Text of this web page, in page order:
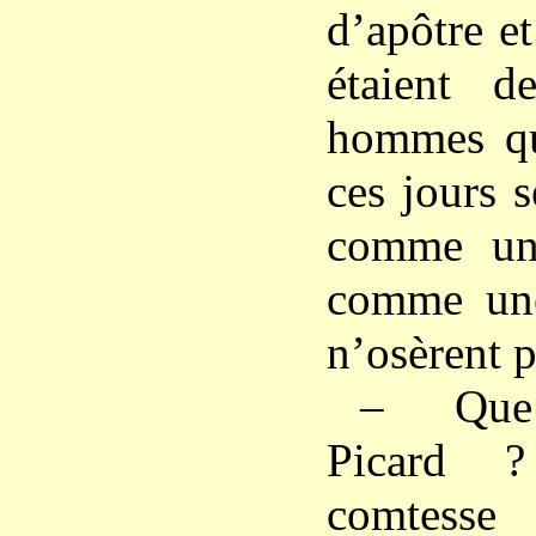
d’apôtre
étaient
hommes
ces jours
comme
comme
n’osèrent
– Que
Picard